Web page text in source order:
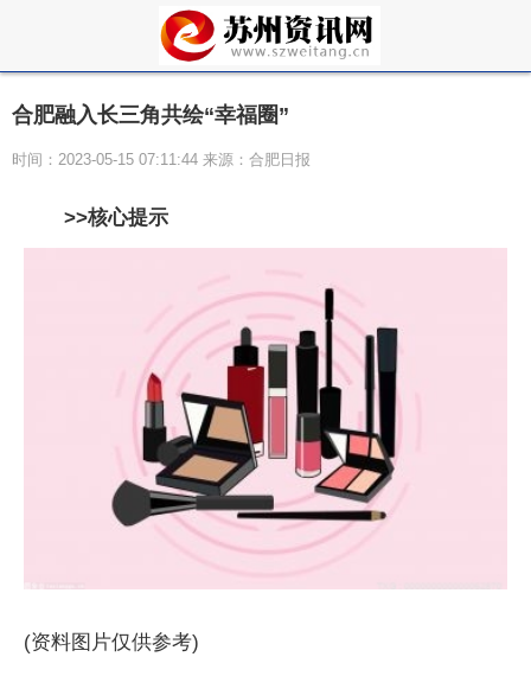
合肥融入长三角共绘“幸福圈”
时间：2023-05-15 07:11:44 来源：合肥日报
>>核心提示
(资料图片仅供参考)